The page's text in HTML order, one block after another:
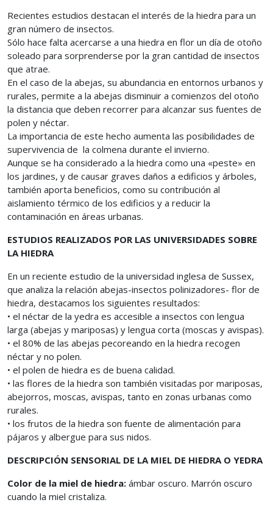
Recientes estudios destacan el interés de la hiedra para un
gran número de insectos.
Sólo hace falta acercarse a una hiedra en flor un día de otoño
soleado para sorprenderse por la gran cantidad de insectos
que atrae.
En el caso de la abejas, su abundancia en entornos urbanos y
rurales, permite a la abejas disminuir a comienzos del otoño
la distancia que deben recorrer para alcanzar sus fuentes de
polen y néctar.
La importancia de este hecho aumenta las posibilidades de
supervivencia de la colmena durante el invierno.
Aunque se ha considerado a la hiedra como una «peste» en
los jardines, y de causar graves daños a edificios y árboles,
también aporta beneficios, como su contribución al
aislamiento térmico de los edificios y a reducir la
contaminación en áreas urbanas.
ESTUDIOS REALIZADOS POR LAS UNIVERSIDADES SOBRE
LA HIEDRA
En un reciente estudio de la universidad inglesa de Sussex,
que analiza la relación abejas-insectos polinizadores- flor de
hiedra, destacamos los siguientes resultados:
• el néctar de la yedra es accesible a insectos con lengua
larga (abejas y mariposas) y lengua corta (moscas y avispas).
• el 80% de las abejas pecoreando en la hiedra recogen
néctar y no polen.
• el polen de hiedra es de buena calidad.
• las flores de la hiedra son también visitadas por mariposas,
abejorros, moscas, avispas, tanto en zonas urbanas como
rurales.
• los frutos de la hiedra son fuente de alimentación para
pájaros y albergue para sus nidos.
DESCRIPCIÓN SENSORIAL DE LA MIEL DE HIEDRA O YEDRA
Color de la miel de hiedra: ámbar oscuro. Marrón oscuro
cuando la miel cristaliza.